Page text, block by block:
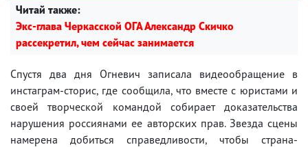
Читай также:
Экс-глава Черкасской ОГА Александр Скичко
рассекретил, чем сейчас занимается
Спустя два дня Огневич записала видеообращение в
инстаграм-сторис, где сообщила, что вместе с юристами и
своей творческой командой собирает доказательства
нарушения россиянами ее авторских прав. Звезда сцены
намерена добиться справедливости, чтобы страна-